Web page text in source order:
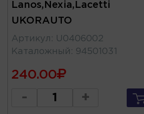
Lanos,Nexia,Lacetti
UKORAUTO
Артикул : U0406002
Каталожный : 94501031
240.00
- +